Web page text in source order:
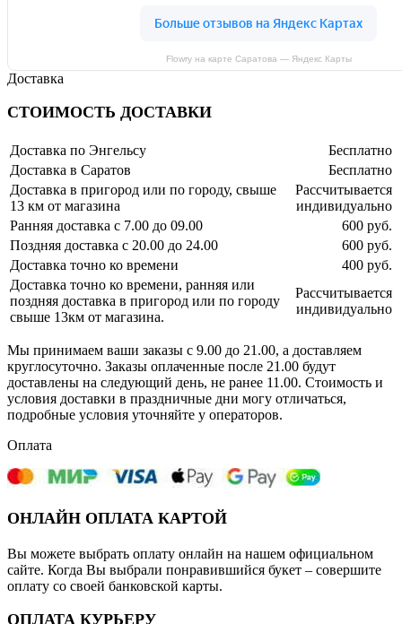
Flowry на карте Саратова — Яндекс Карты
Доставка
СТОИМОСТЬ ДОСТАВКИ
Доставка по Энгельсу
Бесплатно
Доставка в Саратов
Бесплатно
Доставка в пригород или по городу, свыше
13 км от магазина
Рассчитывается
индивидуально
Ранняя доставка с 7.00 до 09.00
600 руб.
Поздняя доставка с 20.00 до 24.00
600 руб.
Доставка точно ко времени
400 руб.
Доставка точно ко времени, ранняя или
поздняя доставка в пригород или по городу
свыше 13км от магазина.
Рассчитывается
индивидуально
Мы принимаем ваши заказы с 9.00 до 21.00, а доставляем
круглосуточно. Заказы оплаченные после 21.00 будут
доставлены на следующий день, не ранее 11.00. Стоимость и
условия доставки в праздничные дни могу отличаться,
подробные условия уточняйте у операторов.
Оплата
ОНЛАЙН ОПЛАТА КАРТОЙ
Вы можете выбрать оплату онлайн на нашем официальном
сайте. Когда Вы выбрали понравившийся букет – совершите
оплату со своей банковской карты.
ОПЛАТА КУРЬЕРУ